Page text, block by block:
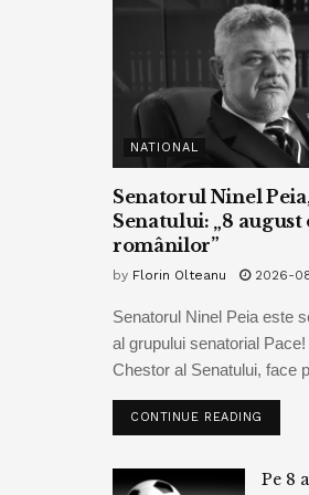
NATIONAL
Senatorul Ninel
Senatului: „8
românilor”
by Florin Olteanu 2026-
Senatorul Ninel Peia este
al grupului senatorial
Chestor al Senatului, face
CONTINUE READING
Pe 8